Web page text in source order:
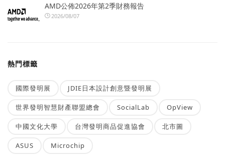
AMD公佈2026年第2季財務報告
2026/08/07
熱門標籤
國際發明展 JDIE日本設計創意暨發明展
世界發明智慧財產聯盟總會 SocialLab OpView
中國文化大學 台灣發明商品促進協會 北市圖
ASUS Microchip